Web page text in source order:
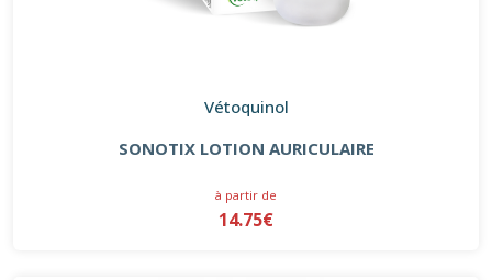
Vétoquinol
SONOTIX LOTION AURICULAIRE
à partir de
14.75€